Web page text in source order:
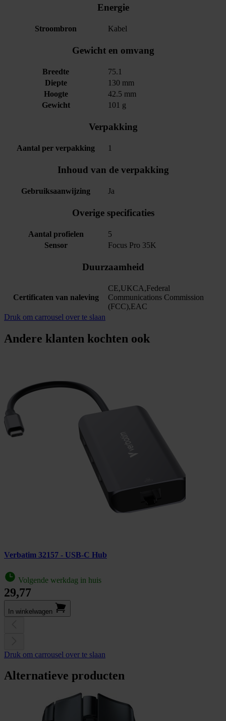
Energie
Stroombron Kabel
Gewicht en omvang
Breedte
75.1
Diepte
130 mm
Hoogte
42.5 mm
Gewicht
101 g
Verpakking
Aantal per verpakking 1
Inhoud van de verpakking
Gebruiksaanwijzing Ja
Overige specificaties
Aantal profielen
5
Sensor
Focus Pro 35K
Duurzaamheid
Certificaten van naleving
CE,UKCA,Federal
Communications Commission
(FCC),EAC
Druk om carrousel over te slaan
Andere klanten kochten ook
Verbatim 32157 - USB-C Hub
Volgende werkdag in huis
29,77
In winkel­wagen
Druk om carrousel over te slaan
Alternatieve producten